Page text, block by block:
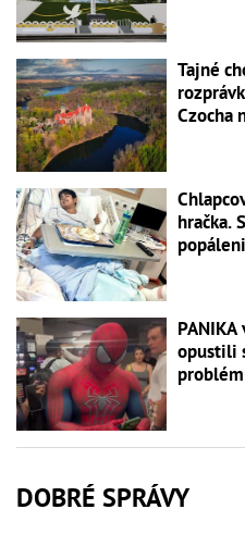
Tajné
Czocha
hračka.
opustili
DOBRÉ SPRÁVY